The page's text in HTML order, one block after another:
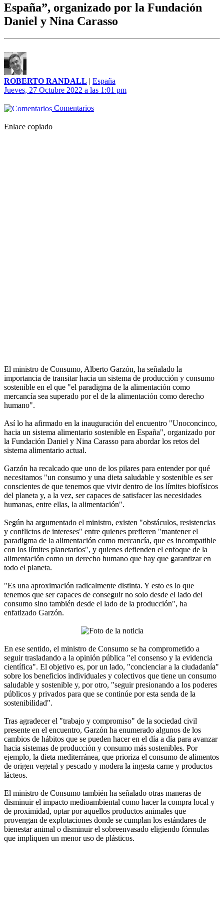
España”, organizado por la Fundación
Daniel y Nina Carasso
ROBERTO RANDALL | España
Jueves, 27 Octubre 2022 a las 1:01 pm
Comentarios
Enlace copiado
El ministro de Consumo, Alberto Garzón, ha señalado la
importancia de transitar hacia un sistema de producción y consumo
sostenible en el que "el paradigma de la alimentación como
mercancía sea superado por el de la alimentación como derecho
humano".
Así lo ha afirmado en la inauguración del encuentro "Unoconcinco,
hacia un sistema alimentario sostenible en España", organizado por
la Fundación Daniel y Nina Carasso para abordar los retos del
sistema alimentario actual.
Garzón ha recalcado que uno de los pilares para entender por qué
necesitamos "un consumo y una dieta saludable y sostenible es ser
conscientes de que tenemos que vivir dentro de los límites biofísicos
del planeta y, a la vez, ser capaces de satisfacer las necesidades
humanas, entre ellas, la alimentación".
Según ha argumentado el ministro, existen "obstáculos, resistencias
y conflictos de intereses" entre quienes prefieren "mantener el
paradigma de la alimentación como mercancía, que es incompatible
con los límites planetarios", y quienes defienden el enfoque de la
alimentación como un derecho humano que hay que garantizar en
todo el planeta.
"Es una aproximación radicalmente distinta. Y esto es lo que
tenemos que ser capaces de conseguir no solo desde el lado del
consumo sino también desde el lado de la producción", ha
enfatizado Garzón.
En ese sentido, el ministro de Consumo se ha comprometido a
seguir trasladando a la opinión pública "el consenso y la evidencia
científica". El objetivo es, por un lado, "concienciar a la ciudadanía"
sobre los beneficios individuales y colectivos que tiene un consumo
saludable y sostenible y, por otro, "seguir presionando a los poderes
públicos y privados para que se continúe por esta senda de la
sostenibilidad".
Tras agradecer el "trabajo y compromiso" de la sociedad civil
presente en el encuentro, Garzón ha enumerado algunos de los
cambios de hábitos que se pueden hacer en el día a día para avanzar
hacia sistemas de producción y consumo más sostenibles. Por
ejemplo, la dieta mediterránea, que prioriza el consumo de alimentos
de origen vegetal y pescado y modera la ingesta carne y productos
lácteos.
El ministro de Consumo también ha señalado otras maneras de
disminuir el impacto medioambiental como hacer la compra local y
de proximidad, optar por aquellos productos animales que
provengan de explotaciones donde se cumplan los estándares de
bienestar animal o disminuir el sobreenvasado eligiendo fórmulas
que impliquen un menor uso de plásticos.